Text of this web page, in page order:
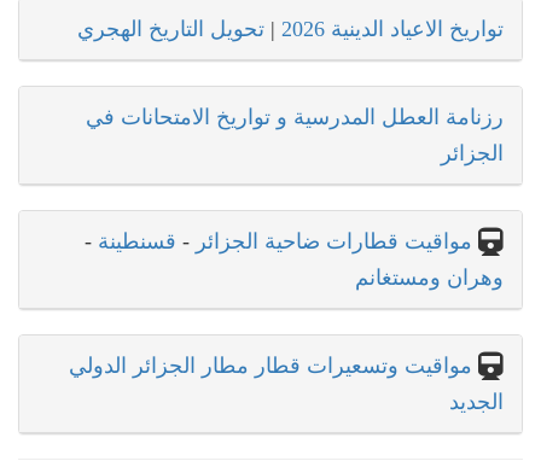
تواريخ الاعياد الدينية 2026 | تحويل التاريخ الهجري
رزنامة العطل المدرسية و تواريخ الامتحانات في
الجزائر
مواقيت قطارات ضاحية الجزائر - قسنطينة -
وهران ومستغانم
مواقيت وتسعيرات قطار مطار الجزائر الدولي
الجديد